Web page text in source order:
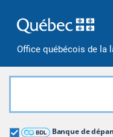
Office québécois de la
Banque de
Grand